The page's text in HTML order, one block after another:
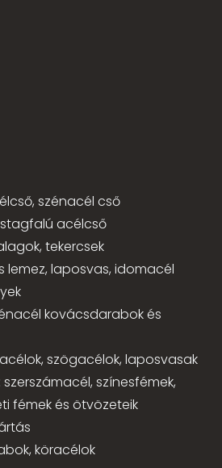
szénacél cső
acélcső
tekercsek
lemez, laposvas, idomacél
kovácsdarabok és
szögacélok, laposvasak
színesfémek,
fémek és ötvözeteik
köracélok